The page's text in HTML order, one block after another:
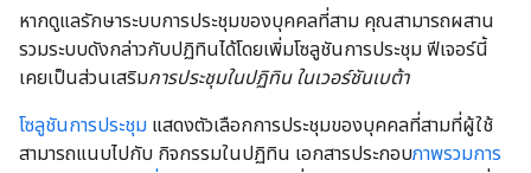
หากดูแลรักษาระบบการประชุมของบุคคลที่สาม คุณสามารถผสาน
รวมระบบดังกล่าวกับปฏิทินได้โดยเพิ่มโซลูชันการประชุม ฟีเจอร์นี้
เคยเป็นส่วนเสริมการประชุมในปฏิทิน ในเวอร์ชันเบต้า
โซลูชันการประชุม แสดงตัวเลือกการประชุมของบุคคลที่สามที่ผู้ใช้
สามารถแนบไปกับ กิจกรรมในปฏิทิน เอกสารประกอบภาพรวมการ